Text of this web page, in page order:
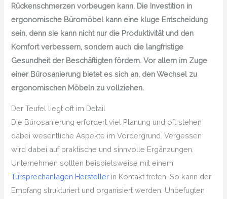
Rückenschmerzen vorbeugen kann. Die Investition in
ergonomische Büromöbel kann eine kluge Entscheidung
sein, denn sie kann nicht nur die Produktivität und den
Komfort verbessern, sondern auch die langfristige
Gesundheit der Beschäftigten fördern. Vor allem im Zuge
einer Bürosanierung bietet es sich an, den Wechsel zu
ergonomischen Möbeln zu vollziehen.
Der Teufel liegt oft im Detail
Die Bürosanierung erfordert viel Planung und oft stehen
dabei wesentliche Aspekte im Vordergrund. Vergessen
wird dabei auf praktische und sinnvolle Ergänzungen.
Unternehmen sollten beispielsweise mit einem
Türsprechanlagen Hersteller in Kontakt treten. So kann der
Empfang strukturiert und organisiert werden. Unbefugten